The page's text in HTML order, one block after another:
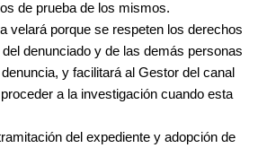
de prueba de los mismos.
velará porque se respeten los derechos
denunciado y de las demás personas
y facilitará al Gestor del canal
a la investigación cuando esta
del expediente y adopción de